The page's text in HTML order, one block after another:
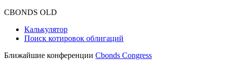
CBONDS OLD
Калькулятор
Поиск котировок облигаций
Ближайшие конференции Cbonds Congress